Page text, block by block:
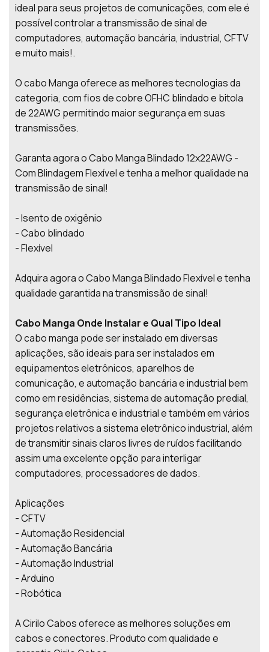
ideal para seus projetos de comunicações, com ele é
possível controlar a transmissão de sinal de
computadores, automação bancária, industrial, CFTV
e muito mais!.
O cabo Manga oferece as melhores tecnologias da
categoria, com fios de cobre OFHC blindado e bitola
de 22AWG permitindo maior segurança em suas
transmissões.
Garanta agora o Cabo Manga Blindado 12x22AWG -
Com Blindagem Flexível e tenha a melhor qualidade na
transmissão de sinal!
- Isento de oxigênio
- Cabo blindado
- Flexível
Adquira agora o Cabo Manga Blindado Flexível e tenha
qualidade garantida na transmissão de sinal!
Cabo Manga Onde Instalar e Qual Tipo Ideal
O cabo manga pode ser instalado em diversas
aplicações, são ideais para ser instalados em
equipamentos eletrônicos, aparelhos de
comunicação, e automação bancária e industrial bem
como em residências, sistema de automação predial,
segurança eletrônica e industrial e também em vários
projetos relativos a sistema eletrônico industrial, além
de transmitir sinais claros livres de ruídos facilitando
assim uma excelente opção para interligar
computadores, processadores de dados.
Aplicações
- CFTV
- Automação Residencial
- Automação Bancária
- Automação Industrial
- Arduino
- Robótica
A Cirilo Cabos oferece as melhores soluções em
cabos e conectores. Produto com qualidade e